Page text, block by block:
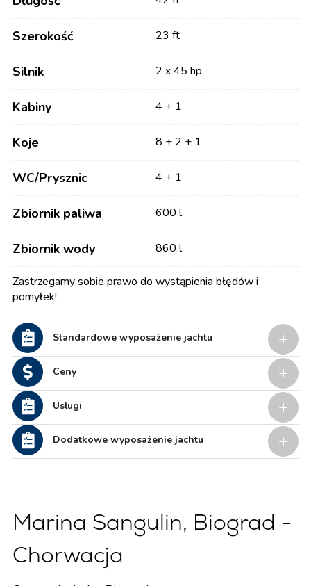
Szerokość 23 ft
Silnik 2 x 45 hp
Kabiny 4 + 1
Koje 8 + 2 + 1
WC/Prysznic 4 + 1
Zbiornik paliwa 600 l
Zbiornik wody 860 l
Zastrzegamy sobie prawo do wystąpienia błędów i
pomyłek!
Standardowe wyposażenie jachtu
Ceny
Usługi
Dodatkowe wyposażenie jachtu
Marina Sangulin, Biograd -
Chorwacja